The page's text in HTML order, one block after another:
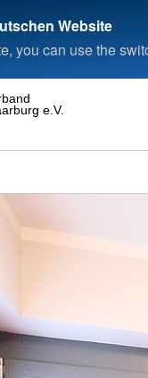
Website
you can use the
e.V.